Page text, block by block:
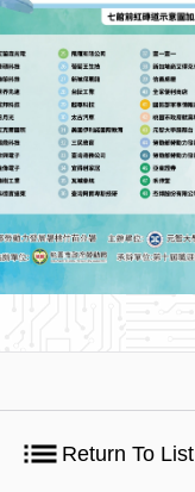
list Return To List